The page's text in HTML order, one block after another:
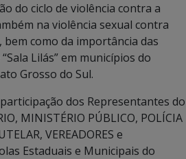
do ciclo de violência contra a
na violência sexual contra
bem como da importância das
Lilás” em municípios do
Grosso do Sul.
dos Representantes do
MINISTÉRIO PÚBLICO, POLÍCIA
VEREADORES e
Estaduais e Municipais do